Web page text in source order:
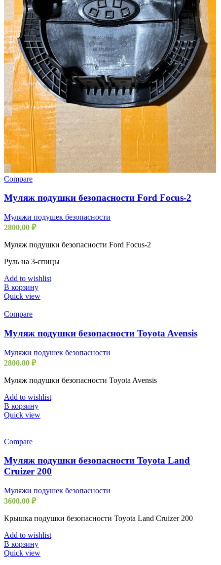
Compare
Муляж подушки безопасности Ford Focus-2
Муляжи подушек безопасности
2800,00 ₽
Муляж подушки безопасности Ford Focus-2
Руль на 3-спицы
Add to wishlist
В корзину
Quick view
Compare
Муляж подушки безопасности Toyota Avensis
Муляжи подушек безопасности
2800,00 ₽
Муляж подушки безопасности Toyota Avensis
Add to wishlist
В корзину
Quick view
Compare
Муляж подушки безопасности Toyota Land
Cruizer 200
Муляжи подушек безопасности
3600,00 ₽
Крышка подушки безопасности Toyota Land Cruizer 200
Add to wishlist
В корзину
Quick view